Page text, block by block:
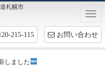
札幌市
215-115 お問い合わせ
しました